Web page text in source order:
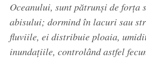
Oceanului, sunt pătrunși de forța
abisului; dormind în lacuri sau
fluviile, ei distribuie ploaia,
inundațiile, controlând astfel